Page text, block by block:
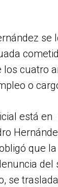
se
los cuatro
o
está
que
del
se